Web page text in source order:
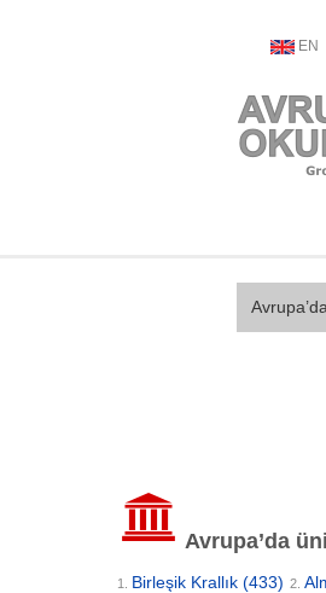
EN
Avrupa’da
1. Birleşik Krallık (433) 2.